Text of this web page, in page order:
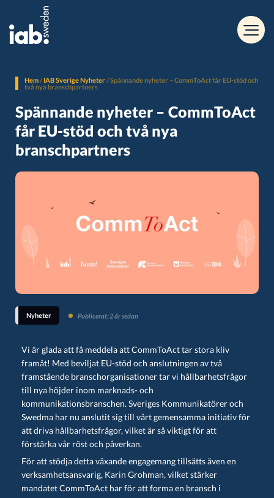
Hem/ IAB Sverige Nyheter/Spännande nyheter – CommToAct får EU-stöd och
två nya branschpartners
Spännande nyheter – CommToAct
får EU-stöd och två nya
branschpartners
Nyheter Publicerat: 2 år sedan
Vi är glada att få meddela att CommToAct tar stora kliv
framåt! Med beviljat EU-stöd och anslutningen av två
framstående branschorganisationer tar vi hållbarhetsfrågor
till nya höjder inom marknads- och
kommunikationsbranschen. Sveriges Kommunikatörer och
Swedma har nu anslutit sig till vårt gemensamma initiativ för
att driva hållbarhetsfrågor, vilket är så viktigt för att
förstärka vår röst och påverkan.
För att stödja detta växande engagemang tillsätts även en
verksamhetsansvarig, Karin Grohman, vilket stärker
mandatet CommToAct har för att forma en bransch i